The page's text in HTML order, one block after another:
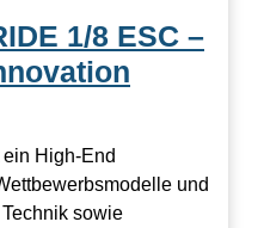
1/8 ESC –
High-End
und
sowie